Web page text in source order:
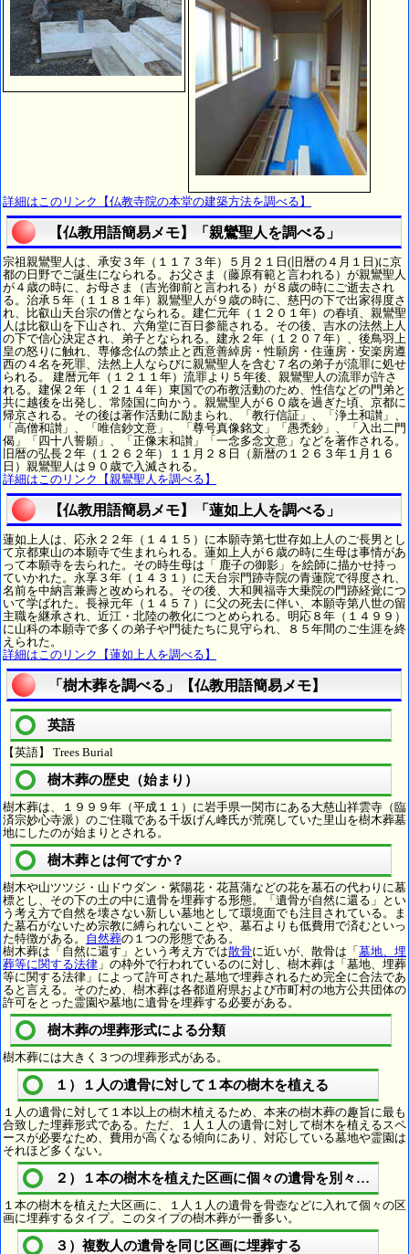
詳細はこのリンク【仏教寺院の本堂の建築方法を調べる】
【仏教用語簡易メモ】「親鸞聖人を調べる」
宗祖親鸞聖人は、承安３年（１１７３年）５月２１日(旧暦の４月１日)に京
都の日野でご誕生になられる。お父さま（藤原有範と言われる）が親鸞聖人
が４歳の時に、お母さま（吉光御前と言われる）が８歳の時にご逝去され
る。治承５年（１１８１年）親鸞聖人が９歳の時に、慈円の下で出家得度さ
れ、比叡山天台宗の僧となられる。建仁元年（１２０１年）の春頃、親鸞聖
人は比叡山を下山され、六角堂に百日参籠される。その後、吉水の法然上人
の下で信心決定され、弟子となられる。建永２年（１２０７年）、後鳥羽上
皇の怒りに触れ、専修念仏の禁止と西意善綽房・性願房・住蓮房・安楽房遵
西の４名を死罪、法然上人ならびに親鸞聖人を含む７名の弟子が流罪に処せ
られる。 建暦元年（１２１１年）流罪より５年後、親鸞聖人の流罪が許さ
れる。建保２年（１２１４年）東国での布教活動のため、性信などの門弟と
共に越後を出発し、常陸国に向かう。親鸞聖人が６０歳を過ぎた頃、京都に
帰京される。その後は著作活動に励まられ、「教行信証」、「浄土和讃」、
「高僧和讃」、「唯信鈔文意」、「尊号真像銘文」「愚禿鈔」、「入出二門
偈」「四十八誓願」、「正像末和讃」「一念多念文意」などを著作される。
旧暦の弘長２年（１２６２年）１１月２８日（新暦の１２６３年１月１６
日）親鸞聖人は９０歳で入滅される。
詳細はこのリンク【親鸞聖人を調べる】
【仏教用語簡易メモ】「蓮如上人を調べる」
蓮如上人は、応永２２年（１４１５）に本願寺第七世存如上人のご長男とし
て京都東山の本願寺で生まれられる。蓮如上人が６歳の時に生母は事情があ
って本願寺を去られた。その時生母は「 鹿子の御影」を絵師に描かせ持っ
ていかれた。永享３年（１４３１）に天台宗門跡寺院の青蓮院で得度され、
名前を中納言兼壽と改められる。その後、大和興福寺大乗院の門跡経覚につ
いて学ばれた。長禄元年（１４５７）に父の死去に伴い、本願寺第八世の留
主職を継承され、近江・北陸の教化につとめられる。明応８年（１４９９）
に山科の本願寺で多くの弟子や門徒たちに見守られ、８５年間のご生涯を終
えられた。
詳細はこのリンク【蓮如上人を調べる】
「樹木葬を調べる」【仏教用語簡易メモ】
英語
【英語】 Trees Burial
樹木葬の歴史（始まり）
樹木葬は、１９９９年（平成１１）に岩手県一関市にある大慈山祥雲寺（臨
済宗妙心寺派）のご住職である千坂げん峰氏が荒廃していた里山を樹木葬墓
地にしたのが始まりとされる。
樹木葬とは何ですか？
樹木や山ツツジ・山ドウダン・紫陽花・花菖蒲などの花を墓石の代わりに墓
標とし、その下の土の中に遺骨を埋葬する形態。「遺骨が自然に還る」とい
う考え方で自然を壊さない新しい墓地として環境面でも注目されている。ま
た墓石がないため宗教に縛られないことや、墓石よりも低費用で済むといっ
た特徴がある。 自然葬の１つの形態である。
樹木葬は「自然に還す」という考え方では散骨に近いが、散骨は「墓地、埋
葬等に関する法律 」の枠外で行われているのに対し、樹木葬は「墓地、埋葬
等に関する法律」によって許可された墓地で埋葬されるため完全に合法であ
ると言える。そのため、樹木葬は各都道府県および市町村の地方公共団体の
許可をとった霊園や墓地に遺骨を埋葬する必要がある。
樹木葬の埋葬形式による分類
樹木葬には大きく３つの埋葬形式がある。
１）１人の遺骨に対して１本の樹木を植える
１人の遺骨に対して１本以上の樹木植えるため、本来の樹木葬の趣旨に最も
合致した埋葬形式である。ただ、１人１人の遺骨に対して樹木を植えるスペ
ースが必要なため、費用が高くなる傾向にあり、対応している墓地や霊園は
それほど多くない。
２）１本の樹木を植えた区画に個々の遺骨を別々に埋葬
１本の樹木を植えた大区画に、１人１人の遺骨を骨壺などに入れて個々の区
画に埋葬するタイプ。このタイプの樹木葬が一番多い。
３）複数人の遺骨を同じ区画に埋葬する